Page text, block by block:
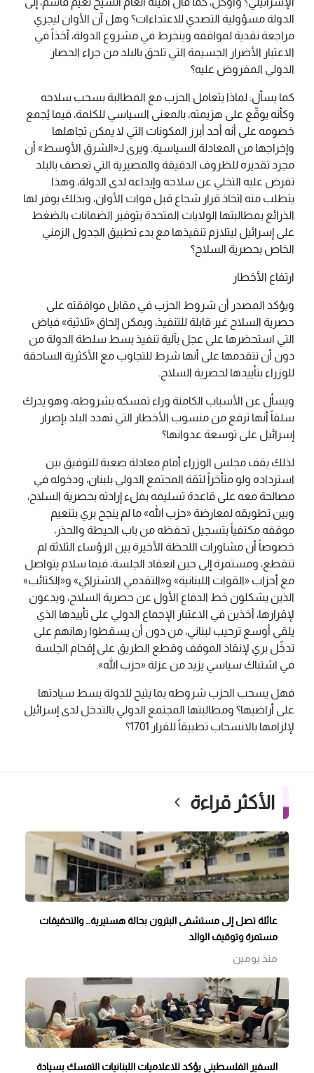
الدولة مسؤولية التصدي للاعتداءات؟ وهل آن الأوان ليجري
مراجعة نقدية لمواقفه وينخرط في مشروع الدولة، آخذاً في
الاعتبار الأضرار الجسيمة التي تلحق بالبلد من جراء الحصار
الدولي المفروض عليه؟
كما يسأل: لماذا يتعامل الحزب مع المطالبة بسحب سلاحه
وكأنه يوقّع على هزيمته، بالمعنى السياسي للكلمة، فيما يُجمع
خصومه على أنه أحد أبرز المكونات التي لا يمكن تجاهلها
وإخراجها من المعادلة السياسية. ويرى لـ«الشرق الأوسط» أن
مجرد تقديره للظروف الدقيقة والمصيرية التي تعصف بالبلد
تفرض عليه التخلي عن سلاحه وإيداعه لدى الدولة، وهذا
يتطلب منه اتخاذ قرار شجاع قبل فوات الأوان، وبذلك يوفر لها
الذرائع بمطالبتها الولايات المتحدة بتوفير الضمانات بالضغط
على إسرائيل ليتلازم تنفيذها مع بدء تطبيق الجدول الزمني
الخاص بحصرية السلاح؟
ارتفاع الأخطار
ويؤكد المصدر أن شروط الحزب في مقابل موافقته على
حصرية السلاح غير قابلة للتنفيذ، ويمكن إلحاق «ثلاثية» فياض
التي استحضرها على عجل بآلية تنفيذ بسط سلطة الدولة من
دون أن تتقدمها على أنها شرط للتجاوب مع الأكثرية الساحقة
للوزراء بتأييدها لحصرية السلاح.
ويسأل عن الأسباب الكامنة وراء تمسكه بشروطه، وهو يدرك
سلفاً أنها ترفع من منسوب الأخطار التي تهدد البلد بإصرار
إسرائيل على توسعة عدوانها؟
لذلك يقف مجلس الوزراء أمام معادلة صعبة للتوفيق بين
استرداده ولو متأخراً لثقة المجتمع الدولي بلبنان، ودخوله في
مصالحة معه على قاعدة تسليمه بملء إرادته بحصرية السلاح،
وبين تطويقه لمعارضة «حزب الله» ما لم ينجح بري بتنعيم
موقفه مكتفياً بتسجيل تحفظه من باب الحيطة والحذر،
خصوصاً أن مشاورات اللحظة الأخيرة بين الرؤساء الثلاثة لم
تنقطع، ومستمرة إلى حين انعقاد الجلسة، فيما سلام يتواصل
مع أحزاب «القوات اللبنانية» و«التقدمي الاشتراكي» و«الكتائب»
الذين يشكلون خط الدفاع الأول عن حصرية السلاح، ويدعون
لإقرارها، آخذين في الاعتبار الإجماع الدولي على تأييدها الذي
يلقى أوسع ترحيب لبناني، من دون أن يسقطوا رهانهم على
تدخّل بري لإنقاذ الموقف وقطع الطريق على إقحام الجلسة
في اشتباك سياسي يزيد من عزلة «حزب الله».
فهل يسحب الحزب شروطه بما يتيح للدولة بسط سيادتها
على أراضيها؟ ومطالبتها المجتمع الدولي بالتدخل لدى إسرائيل
لإلزامها بالانسحاب تطبيقاً للقرار 1701؟
الأكثر قراءة
عائلة تصل إلى مستشفى البترون بحالة هستيرية… والتحقيقات
مستمرة وتوقيف الوالد
منذ يومين
السفير الفلسطيني يؤكد للاعلاميات اللبنانيات التمسك بسيادة